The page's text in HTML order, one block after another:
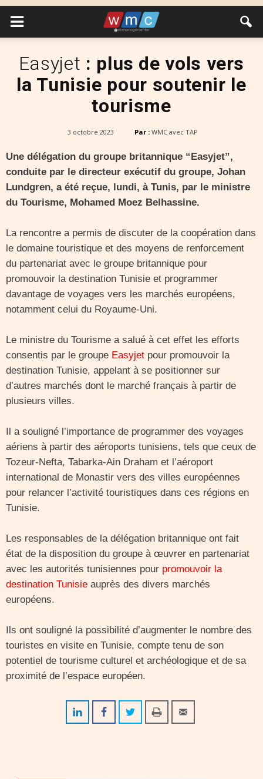
Easyjet : plus de vols vers
la Tunisie pour soutenir le
tourisme
3 octobre 2023 Par : WMC avec TAP
Une délégation du groupe britannique “Easyjet”,
conduite par le directeur exécutif du groupe, Johan
Lundgren, a été reçue, lundi, à Tunis, par le ministre
du Tourisme, Mohamed Moez Belhassine.
La rencontre a permis de discuter de la coopération dans
le domaine touristique et des moyens de renforcement
du partenariat avec le groupe britannique pour
promouvoir la destination Tunisie et programmer
davantage de voyages vers les marchés européens,
notamment celui du Royaume-Uni.
Le ministre du Tourisme a salué à cet effet les efforts
consentis par le groupe Easyjet pour promouvoir la
destination Tunisie, appelant à se positionner sur
d’autres marchés dont le marché français à partir de
plusieurs villes.
Il a souligné l’importance de programmer des voyages
aériens à partir des aéroports tunisiens, tels que ceux de
Tozeur-Nefta, Tabarka-Ain Draham et l’aéroport
international de Monastir vers des villes européennes
pour relancer l’activité touristiques dans ces régions en
Tunisie.
Les responsables de la délégation britannique ont fait
état de la disposition du groupe à œuvrer en partenariat
avec les autorités tunisiennes pour promouvoir la
destination Tunisie auprès des divers marchés
européens.
Ils ont souligné la possibilité d’augmenter le nombre des
touristes en visite en Tunisie, compte tenu de son
potentiel de tourisme culturel et archéologique et de sa
proximité de l’espace européen.